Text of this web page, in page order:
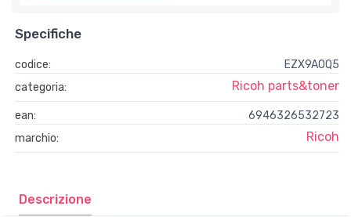
Specifiche
codice:
EZX9AOQ5
categoria:
Ricoh parts&toner
ean:
6946326532723
marchio:
Ricoh
Descrizione